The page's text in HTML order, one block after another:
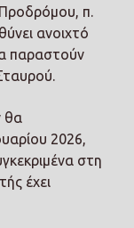
π.
ανοιχτό
παραστούν
θα
2026,
στη
έχει